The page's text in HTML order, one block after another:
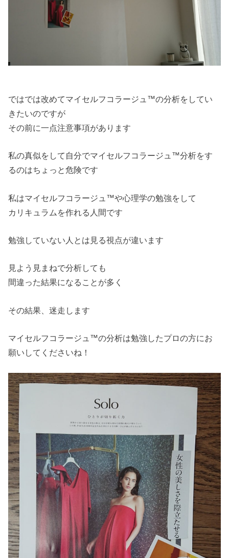
ではでは改めてマイセルフコラージュ™の分析をしてい
きたいのですが
その前に一点注意事項があります
私の真似をして自分でマイセルフコラージュ™分析をす
るのはちょっと危険です
私はマイセルフコラージュ™や心理学の勉強をして
カリキュラムを作れる人間です
勉強していない人とは見る視点が違います
見よう見まねで分析しても
間違った結果になることが多く
その結果、迷走します
マイセルフコラージュ™の分析は勉強したプロの方にお
願いしてくださいね！